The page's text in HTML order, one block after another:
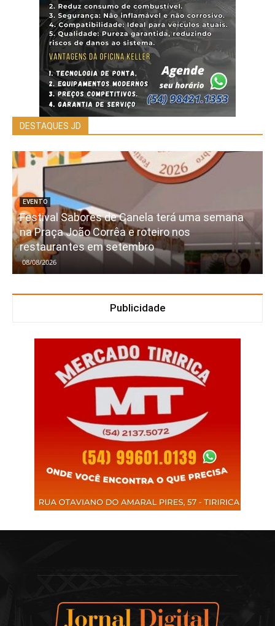
DESTAQUES JD
EVENTO
Festival Sabores de Canela terá uma semana
na Praça João Corrêa e roteiro nos
restaurantes em setembro
08/08/2026
Publicidade